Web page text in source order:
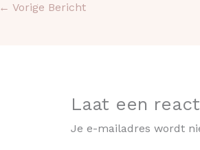
← Vorige Bericht
Laat een
Je e-mailadres wordt